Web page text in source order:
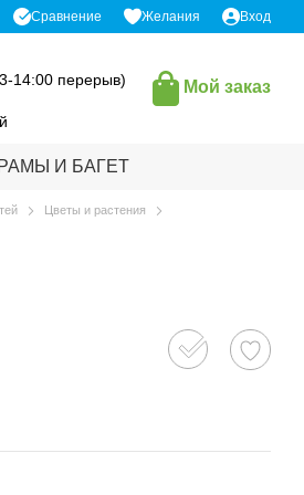
Сравнение Желания Вход
14:00 перерыв)
Мой заказ
РАМЫ И БАГЕТ
Цветы и растения